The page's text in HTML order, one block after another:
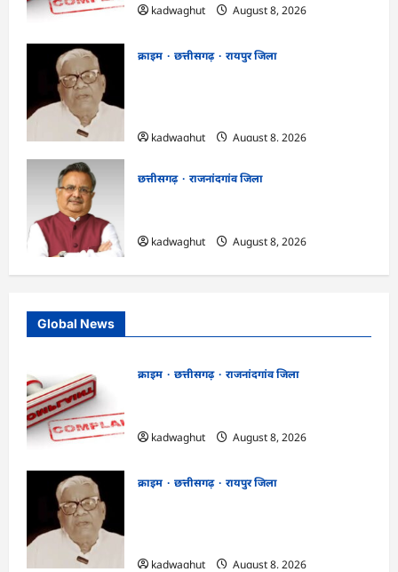
kadwaghut
August 8, 2026
क्राइम छत्तीसगढ़
रायपुर जिला
kadwaghut
August 8, 2026
छत्तीसगढ़
राजनांदगांव जिला
kadwaghut
August 8, 2026
Global News
क्राइम छत्तीसगढ़
राजनांदगांव जिला
kadwaghut
August 8, 2026
क्राइम छत्तीसगढ़
रायपुर जिला
kadwaghut
August 8, 2026